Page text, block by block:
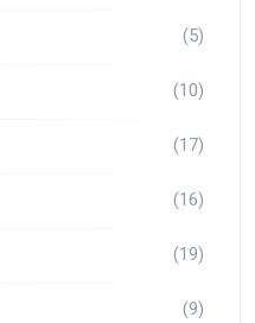
(5)
(10)
(17)
(16)
(19)
(9)